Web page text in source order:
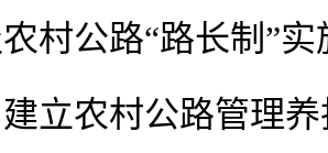
村公路“路长制”实
建立农村公路管理